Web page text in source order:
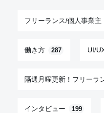
フリーランス/個人事業主
働き方 287 UI/
隔週月曜更新！フリーラ
インタビュー 199